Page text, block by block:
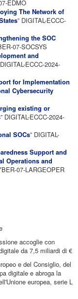
EDMO
The Network of
” DIGITAL-ECCC-
the SOC
07-SOCSYS
and
ECCC-2024-
for Implementation
Cybersecurity
existing or
” DIGITAL-ECCC-2024-
SOCs” DIGITAL-
Support and
Operations and
07-LARGEOPER
accoglie con
da 7,5 miliardi di €
e del Consiglio, del
digitale e abroga la
europea, serie L